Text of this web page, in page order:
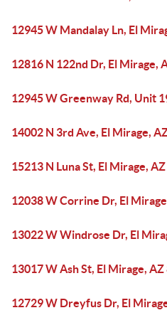
12945 W Mandalay Ln, El
12816 N 122nd Dr, El Mirage,
12945 W Greenway Rd, Unit
14002 N 3rd Ave, El Mirage,
15213 N Luna St, El Mirage,
12038 W Corrine Dr, El
13022 W Windrose Dr, El
13017 W Ash St, El Mirage,
12729 W Dreyfus Dr, El